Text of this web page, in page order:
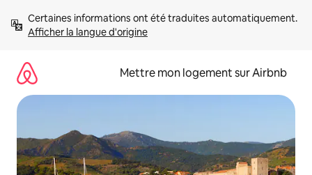
directement
Afficher la langue d'origine
Mettre mon logement sur Airbnb